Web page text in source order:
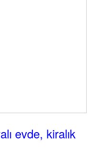
evde, kiralık